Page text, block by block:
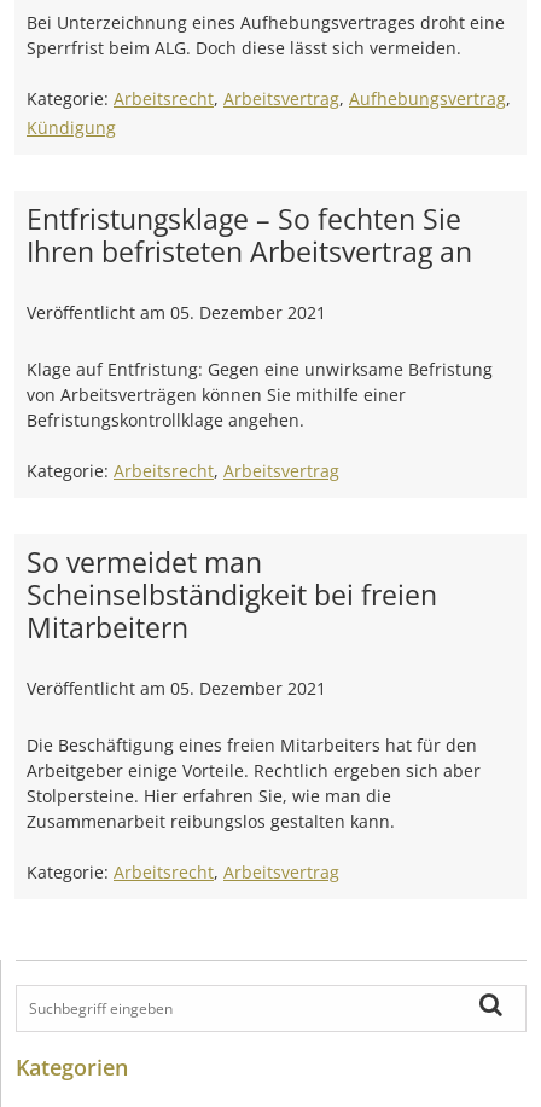
Bei Unterzeichnung eines Aufhebungsvertrages droht eine
Sperrfrist beim ALG. Doch diese lässt sich vermeiden.
Kategorie: Arbeitsrecht, Arbeitsvertrag, Aufhebungsvertrag,
Kündigung
Entfristungsklage – So fechten Sie
Ihren befristeten Arbeitsvertrag an
Veröffentlicht am 05. Dezember 2021
Klage auf Entfristung: Gegen eine unwirksame Befristung
von Arbeitsverträgen können Sie mithilfe einer
Befristungskontrollklage angehen.
Kategorie: Arbeitsrecht, Arbeitsvertrag
So vermeidet man
Scheinselbständigkeit bei freien
Mitarbeitern
Veröffentlicht am 05. Dezember 2021
Die Beschäftigung eines freien Mitarbeiters hat für den
Arbeitgeber einige Vorteile. Rechtlich ergeben sich aber
Stolpersteine. Hier erfahren Sie, wie man die
Zusammenarbeit reibungslos gestalten kann.
Kategorie: Arbeitsrecht, Arbeitsvertrag
Kategorien